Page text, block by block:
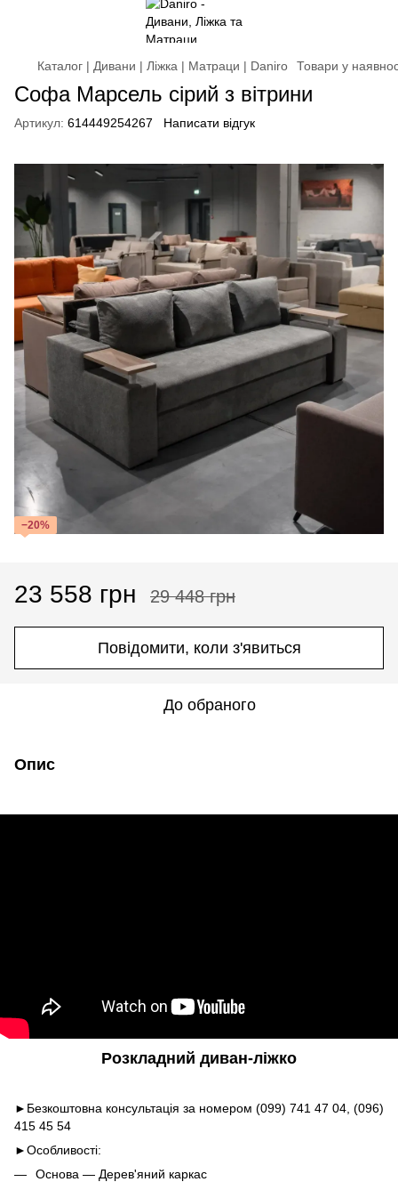
Каталог | Дивани | Ліжка | Матраци | Daniro Товари у
Софа Марсель сірий з вітрини
Артикул: 614449254267 Написати відгук
−20%
23 558 грн 29 448 грн
Повідомити, коли з'явиться
До обраного
Опис
Розкладний диван-ліжко
►Безкоштовна консультація за номером (099) 741 47 04 (096)
415 45 54
►Особливості:
Основа ― Дерев'яний каркас